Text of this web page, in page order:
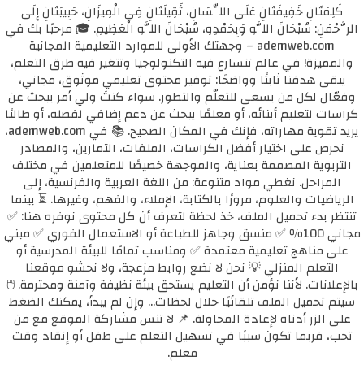
كَلِمَتَانِ خَفِيفَتَانِ عَلَى اللِّسَانِ، ثَقِيلَتَانِ فِي الْمِيزَانِ، حَبِيبَتَانِ إِلَى
الرَّحْمَنِ: سُبْحَانَ اللَّهِ وَبِحَمْدِهِ، سُبْحَانَ اللَّهِ الْعَظِيمِ. 🎓 مرحبًا بك في
ademweb.com – وجهتك الأولى للموارد التعليمية المجانية
والمميزة! في عالم تتسارع فيه التكنولوجيا وتتغير فيه طرق التعلم،
يبقى هدفنا ثابتًا وواضحًا: توفير محتوى تعليمي موثوق، مجاني،
وفعّال لكل من يسعى للتعلّم والتطور. سواء كنتَ ولي أمر يبحث عن
كراسات لتعليم أبنائه، أو معلمًا يبحث عن دعم إضافي لفصله، أو طالبًا
يريد تقوية مهاراته، فإنك في المكان الصحيح. 📚 في ademweb.com،
نحرص على اختيار أفضل الكراسات، الملفات، التمارين، والمصادر
التربوية المصممة بعناية، والموجهة خصيصًا للمتعلمين في مختلف
المراحل. نغطي مواد متنوعة: من اللغة العربية والفرنسية، إلى
الرياضيات والعلوم، مرورًا بالكتابة، الإملاء، والفهم، وغيرها. ⏳ بينما
تنتظر بدء تحميل الملف، خذ لحظة لتعرف أن كل محتوى نوفره هنا: ✅
مجاني 100٪ ✅ منسق وجاهز للطباعة أو الاستعمال الفوري ✅ مبني
على مناهج تعليمية معتمدة ✅ ومناسب تمامًا للبيئة المدرسية أو
التعلم المنزلي 💡 نحن لا نضع روابط مزعجة، ولا نحشو موقعنا
بالإعلانات. لأننا نؤمن أن التعليم يستحق بيئة نظيفة وآمنة ومحترمة. 🖱️
سيتم تحميل الملف تلقائيًا خلال لحظات... وإن لم يبدأ، يمكنك الضغط
على الزر أدناه لإعادة المحاولة. 📌 لا تنس مشاركة الموقع مع من
تحب، فربما تكون سببًا في تسهيل التعلم على طفل أو إنقاذ وقت
معلم.